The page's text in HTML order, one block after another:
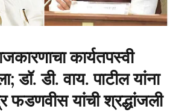
कार्यतपस्वी
डॉ. डी. वाय. पाटील यांना
फडणवीस यांची श्रद्धांजली